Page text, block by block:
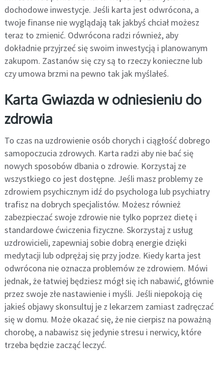
dochodowe inwestycje. Jeśli karta jest odwrócona, a
twoje finanse nie wyglądają tak jakbyś chciał możesz
teraz to zmienić. Odwrócona radzi również, aby
dokładnie przyjrzeć się swoim inwestycją i planowanym
zakupom. Zastanów się czy są to rzeczy konieczne lub
czy umowa brzmi na pewno tak jak myślałeś.
Karta Gwiazda w odniesieniu do
zdrowia
To czas na uzdrowienie osób chorych i ciągłość dobrego
samopoczucia zdrowych. Karta radzi aby nie bać się
nowych sposobów dbania o zdrowie. Korzystaj ze
wszystkiego co jest dostępne. Jeśli masz problemy ze
zdrowiem psychicznym idź do psychologa lub psychiatry
trafisz na dobrych specjalistów. Możesz również
zabezpieczać swoje zdrowie nie tylko poprzez dietę i
standardowe ćwiczenia fizyczne. Skorzystaj z usług
uzdrowicieli, zapewniaj sobie dobrą energie dzięki
medytacji lub odprężaj się przy jodze. Kiedy karta jest
odwrócona nie oznacza problemów ze zdrowiem. Mówi
jednak, że łatwiej będziesz mógł się ich nabawić, głównie
przez swoje złe nastawienie i myśli. Jeśli niepokoją cię
jakieś objawy skonsultuj je z lekarzem zamiast zadręczać
się w domu. Może okazać się, że nie cierpisz na poważną
chorobę, a nabawisz się jedynie stresu i nerwicy, które
trzeba będzie zacząć leczyć.